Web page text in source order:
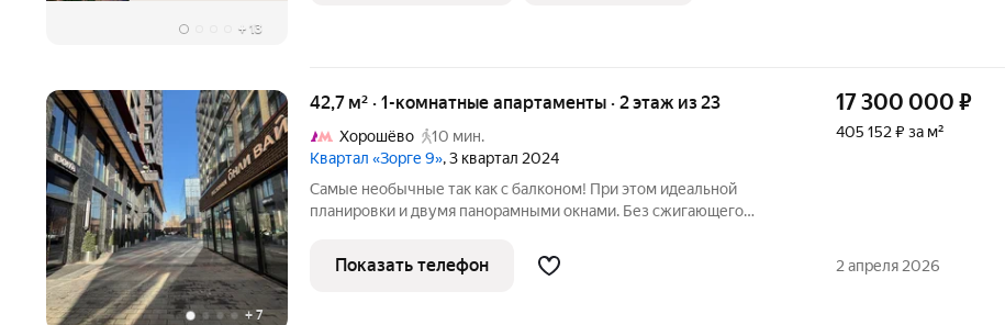
+ 13
+ 7
42,7 м² · 1-комнатные апартаменты · 2 этаж из 23
Хорошёво
10 мин.
Квартал «Зорге 9», 3 квартал 2024
Самые необычные так как с балконом! При этом идеальной
планировки и двумя панорамными окнами. Без сжигающего
прекраснейшим консьерж сервисом реально 24/7 и охраной!
Подходит под ипотеку. Только
17 300 000 ₽
405 152 ₽ за м²
Показать телефон 2 апреля 2026